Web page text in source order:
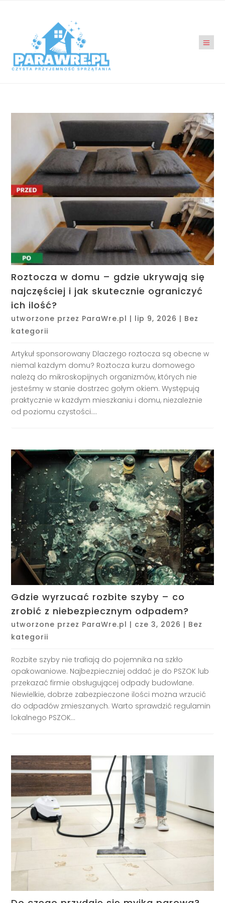
Roztocza w domu – gdzie ukrywają się
najczęściej i jak skutecznie ograniczyć
ich ilość?
utworzone przez ParaWre.pl | lip 9, 2026 | Bez
kategorii
Artykuł sponsorowany Dlaczego roztocza są obecne w
niemal każdym domu? Roztocza kurzu domowego
należą do mikroskopijnych organizmów, których nie
jesteśmy w stanie dostrzec gołym okiem. Występują
praktycznie w każdym mieszkaniu i domu, niezależnie
od poziomu czystości....
Gdzie wyrzucać rozbite szyby – co
zrobić z niebezpiecznym odpadem?
utworzone przez ParaWre.pl | cze 3, 2026 | Bez
kategorii
Rozbite szyby nie trafiają do pojemnika na szkło
opakowaniowe. Najbezpieczniej oddać je do PSZOK lub
przekazać firmie obsługującej odpady budowlane.
Niewielkie, dobrze zabezpieczone ilości można wrzucić
do odpadów zmieszanych. Warto sprawdzić regulamin
lokalnego PSZOK...